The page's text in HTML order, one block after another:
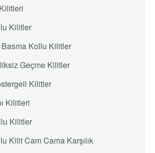
Kilitler
Basma Kollu Kilitler
Geçme Kilitler
Kilitler
Kilitleri
Kilitler
Kilit Cam Cama Karşılık